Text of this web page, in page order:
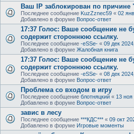
Ваш IP заблокирован по причине
Последнее сообщение KuzZznec59 « 02
Добавлено в форуме Вопрос-ответ
17:37 Голос: Ваше сообщение не
содержит стороннюю ссылку.
Последнее сообщение -eSSe- « 09 дек
Добавлено в форуме Жалобная книга
17:37 Голос: Ваше сообщение не
содержит стороннюю ссылку.
Последнее сообщение -eSSe- « 08 дек
Добавлено в форуме Вопрос-ответ
Проблема со входом в игру
Последнее сообщение блотняцкий « 13 ноя
Добавлено в форуме Вопрос-ответ
завис в лесу
Последнее сообщение ***КДС*** « 09 окт
Добавлено в форуме Игровые моменты